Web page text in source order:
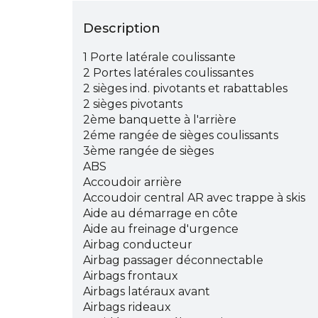
Description
1 Porte latérale coulissante
2 Portes latérales coulissantes
2 sièges ind. pivotants et rabattables
2 sièges pivotants
2ème banquette à l'arrière
2éme rangée de sièges coulissants
3ème rangée de sièges
ABS
Accoudoir arrière
Accoudoir central AR avec trappe à skis
Aide au démarrage en côte
Aide au freinage d'urgence
Airbag conducteur
Airbag passager déconnectable
Airbags frontaux
Airbags latéraux avant
Airbags rideaux